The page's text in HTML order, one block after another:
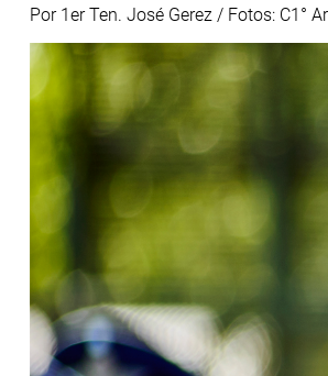
Por 1er Ten. José Gerez / Fotos: C1°